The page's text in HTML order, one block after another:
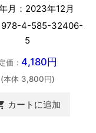
月：2023年12月
978-4-585-32406-
5
価： 4,180円
(本体 3,800円)
カートに追加